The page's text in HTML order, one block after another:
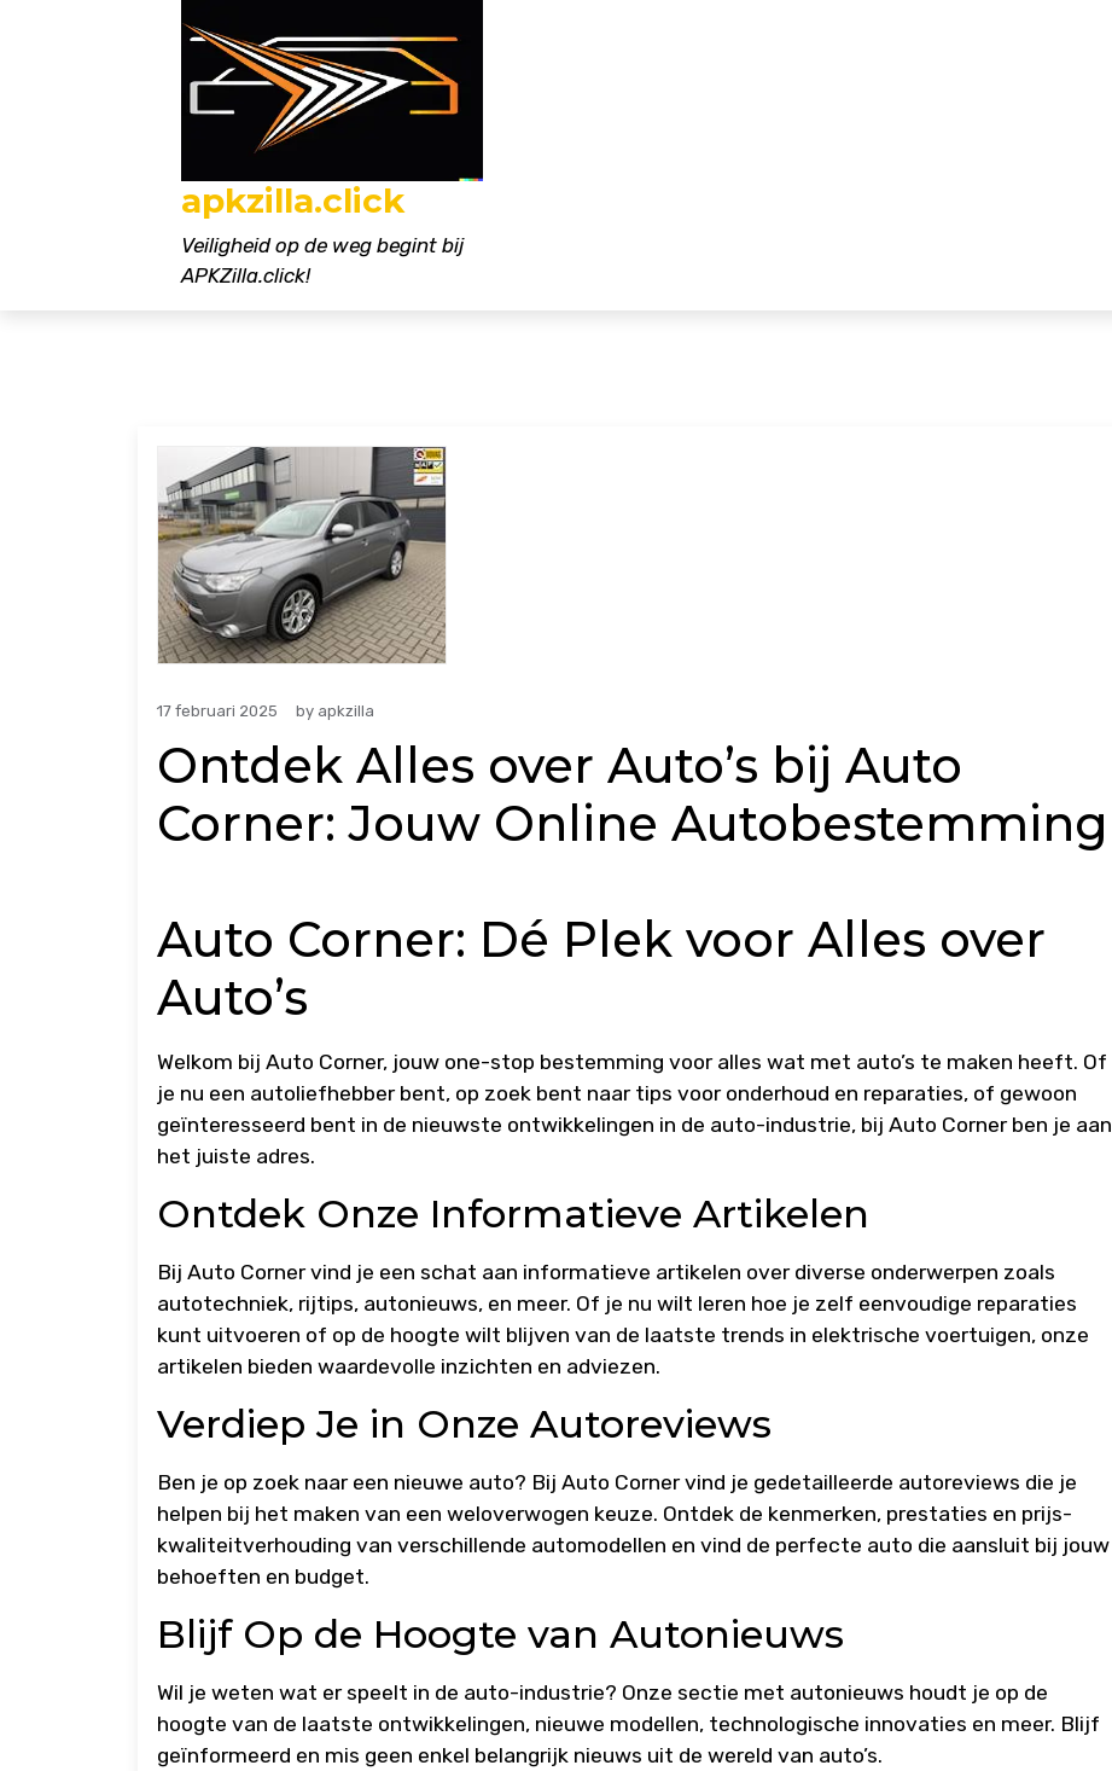
apkzilla.click
Veiligheid op de weg begint bij
APKZilla.click!
17 februari 2025 by apkzilla
Ontdek Alles over Auto’s bij Auto
Corner: Jouw Online Autobestemming
Auto Corner: Dé Plek voor Alles over
Auto’s
Welkom bij Auto Corner, jouw one-stop bestemming voor alles wat met auto’s te maken heeft. Of
je nu een autoliefhebber bent, op zoek bent naar tips voor onderhoud en reparaties, of gewoon
geïnteresseerd bent in de nieuwste ontwikkelingen in de auto-industrie, bij Auto Corner ben je aan
het juiste adres.
Ontdek Onze Informatieve Artikelen
Bij Auto Corner vind je een schat aan informatieve artikelen over diverse onderwerpen zoals
autotechniek, rijtips, autonieuws, en meer. Of je nu wilt leren hoe je zelf eenvoudige reparaties
kunt uitvoeren of op de hoogte wilt blijven van de laatste trends in elektrische voertuigen, onze
artikelen bieden waardevolle inzichten en adviezen.
Verdiep Je in Onze Autoreviews
Ben je op zoek naar een nieuwe auto? Bij Auto Corner vind je gedetailleerde autoreviews die je
helpen bij het maken van een weloverwogen keuze. Ontdek de kenmerken, prestaties en prijs-
kwaliteitverhouding van verschillende automodellen en vind de perfecte auto die aansluit bij jouw
behoeften en budget.
Blijf Op de Hoogte van Autonieuws
Wil je weten wat er speelt in de auto-industrie? Onze sectie met autonieuws houdt je op de
hoogte van de laatste ontwikkelingen, nieuwe modellen, technologische innovaties en meer. Blijf
geïnformeerd en mis geen enkel belangrijk nieuws uit de wereld van auto’s.